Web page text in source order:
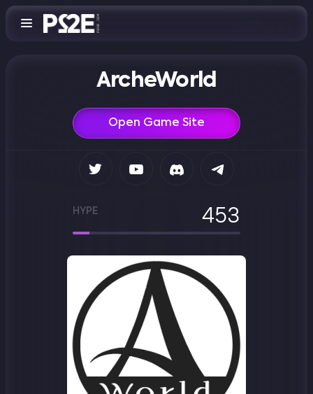
ArcheWorld
Open Game Site
HYPE 453